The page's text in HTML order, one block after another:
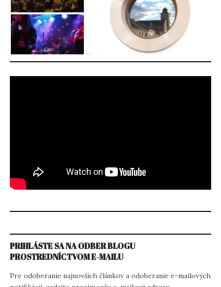
PRIHLÁSTE SA NA ODBER BLOGU
PROSTREDNÍCTVOM E-MAILU
Pre odoberanie najnovších článkov a odoberanie e-mailových